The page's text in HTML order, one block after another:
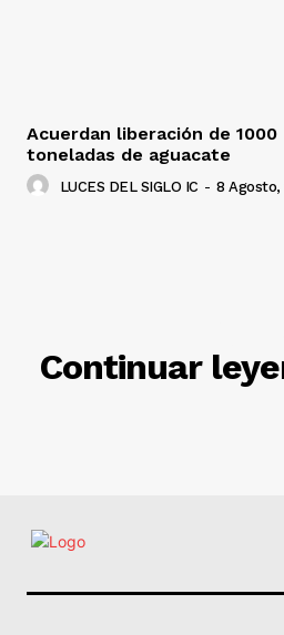
Acuerdan liberación de 1000
toneladas de aguacate
LUCES DEL SIGLO IC - 8 Agosto,
Continuar